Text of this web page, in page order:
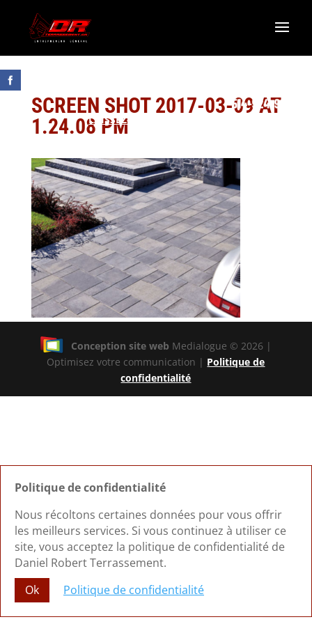
LAISSEZ-NOUS UN COMMENTAIRE GOOGLE
SCREEN SHOT 2017-03-09 AT
1.24.08 PM
Conception site web Medialogue © 2026 |
Optimisez votre communication | Politique de
confidentialité
Politique de confidentialité
Nous récoltons certaines données pour vous offrir
les meilleurs services. Si vous continuez à utiliser ce
site, vous acceptez la politique de confidentialité de
Daniel Robert Terrassement.
Ok
Politique de confidentialité